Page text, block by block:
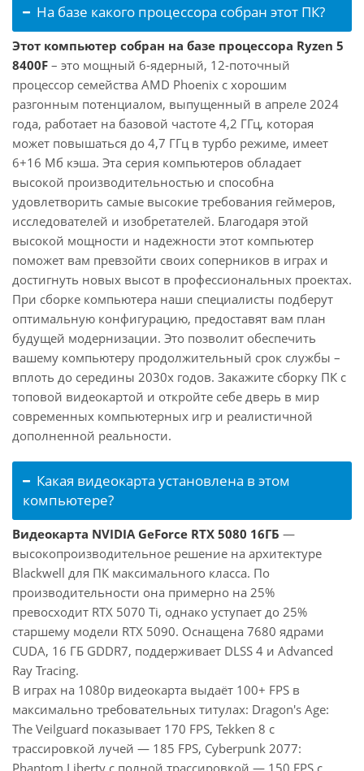
На базе какого процессора собран этот ПК?
Этот компьютер собран на базе процессора Ryzen 5
8400F – это мощный 6-ядерный, 12-поточный
процессор семейства AMD Phoenix с хорошим
разгонным потенциалом, выпущенный в апреле 2024
года, работает на базовой частоте 4,2 ГГц, которая
может повышаться до 4,7 ГГц в турбо режиме, имеет
6+16 Мб кэша. Эта серия компьютеров обладает
высокой производительностью и способна
удовлетворить самые высокие требования геймеров,
исследователей и изобретателей. Благодаря этой
высокой мощности и надежности этот компьютер
поможет вам превзойти своих соперников в играх и
достигнуть новых высот в профессиональных проектах.
При сборке компьютера наши специалисты подберут
оптимальную конфигурацию, предоставят вам план
будущей модернизации. Это позволит обеспечить
вашему компьютеру продолжительный срок службы –
вплоть до середины 2030х годов. Закажите сборку ПК с
топовой видеокартой и откройте себе дверь в мир
современных компьютерных игр и реалистичной
дополненной реальности.
Какая видеокарта установлена в этом
компьютере?
Видеокарта NVIDIA GeForce RTX 5080 16ГБ —
высокопроизводительное решение на архитектуре
Blackwell для ПК максимального класса. По
производительности она примерно на 25%
превосходит RTX 5070 Ti, однако уступает до 25%
старшему модели RTX 5090. Оснащена 7680 ядрами
CUDA, 16 ГБ GDDR7, поддерживает DLSS 4 и Advanced
Ray Tracing.
В играх на 1080p видеокарта выдаёт 100+ FPS в
максимально требовательных титулах: Dragon's Age:
The Veilguard показывает 170 FPS, Tekken 8 с
трассировкой лучей — 185 FPS, Cyberpunk 2077:
Phantom Liberty с полной трассировкой — 150 FPS с